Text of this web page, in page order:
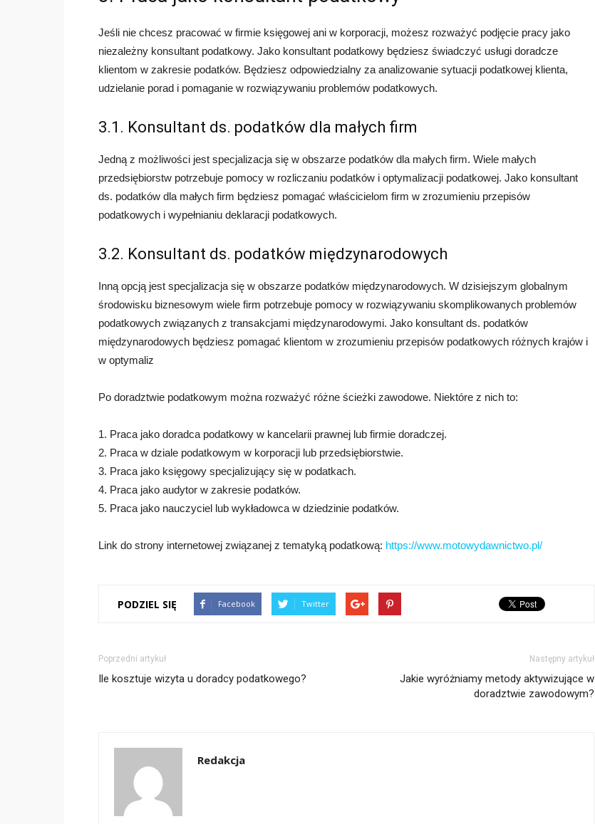
Jeśli nie chcesz pracować w firmie księgowej ani w korporacji, możesz rozważyć podjęcie pracy jako
niezależny konsultant podatkowy. Jako konsultant podatkowy będziesz świadczyć usługi doradcze
klientom w zakresie podatków. Będziesz odpowiedzialny za analizowanie sytuacji podatkowej klienta,
udzielanie porad i pomaganie w rozwiązywaniu problemów podatkowych.
3.1. Konsultant ds. podatków dla małych firm
Jedną z możliwości jest specjalizacja się w obszarze podatków dla małych firm. Wiele małych
przedsiębiorstw potrzebuje pomocy w rozliczaniu podatków i optymalizacji podatkowej. Jako konsultant
ds. podatków dla małych firm będziesz pomagać właścicielom firm w zrozumieniu przepisów
podatkowych i wypełnianiu deklaracji podatkowych.
3.2. Konsultant ds. podatków międzynarodowych
Inną opcją jest specjalizacja się w obszarze podatków międzynarodowych. W dzisiejszym globalnym
środowisku biznesowym wiele firm potrzebuje pomocy w rozwiązywaniu skomplikowanych problemów
podatkowych związanych z transakcjami międzynarodowymi. Jako konsultant ds. podatków
międzynarodowych będziesz pomagać klientom w zrozumieniu przepisów podatkowych różnych krajów i
w optymaliz
Po doradztwie podatkowym można rozważyć różne ścieżki zawodowe. Niektóre z nich to:
1. Praca jako doradca podatkowy w kancelarii prawnej lub firmie doradczej.
2. Praca w dziale podatkowym w korporacji lub przedsiębiorstwie.
3. Praca jako księgowy specjalizujący się w podatkach.
4. Praca jako audytor w zakresie podatków.
5. Praca jako nauczyciel lub wykładowca w dziedzinie podatków.
Link do strony internetowej związanej z tematyką podatkową: https://www.motowydawnictwo.pl/
PODZIEL SIĘ Facebook Twitter
Poprzedni artykuł
Ile kosztuje wizyta u doradcy podatkowego?
Następny artykuł
Jakie wyróżniamy metody aktywizujące w
doradztwie zawodowym?
Redakcja